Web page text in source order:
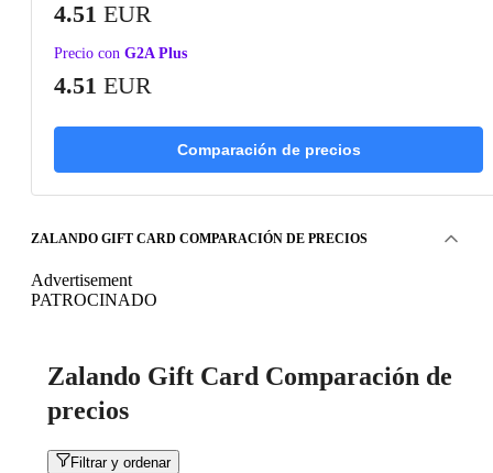
4.51 EUR
Precio con G2A Plus
4.51 EUR
Comparación de precios
ZALANDO GIFT CARD COMPARACIÓN DE PRECIOS
Advertisement
PATROCINADO
Zalando Gift Card Comparación de
precios
Filtrar y ordenar